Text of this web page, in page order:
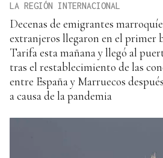
LA REGIÓN INTERNACIONAL
Decenas de emigrantes
extranjeros llegaron en el primer
Tarifa esta mañana y llegó al
tras el restablecimiento de las
entre España y Marruecos
a causa de la pandemia